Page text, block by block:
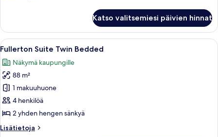
Katso valitsemiesi päivien hinnat
Avaa
kaikki
huonetyypin
Fullerton
Suite
Twin
Bedded
Hotellihuone, jossa on suuri ikkuna,
10
Fullerton Suite Twin Bedded
Näkymä kaupungille
88 m²
1 makuuhuone
4 henkilöä
2 yhden hengen sänkyä
Lisätietoja
Lisätietoja